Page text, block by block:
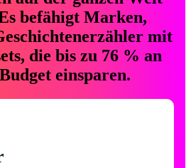
befähigt Marken,
mit
die bis zu 76 % an
einsparen.